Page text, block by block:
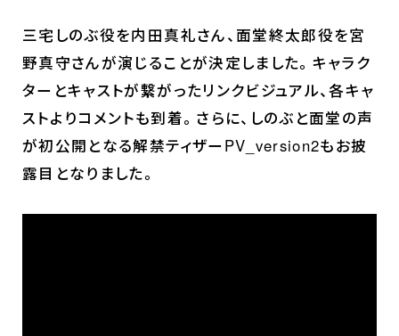
三宅しのぶ役を内田真礼さん、面堂終太郎役を宮
野真守さんが演じることが決定しました。キャラク
ターとキャストが繋がったリンクビジュアル、各キャ
ストよりコメントも到着。さらに、しのぶと面堂の声
が初公開となる解禁ティザーPV_version2もお披
露目となりました。